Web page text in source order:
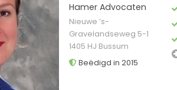
Hamer Advocaten
Nieuwe ’s-
Gravelandseweg 5-1
1405 HJ Bussum
Beëdigd in 2015